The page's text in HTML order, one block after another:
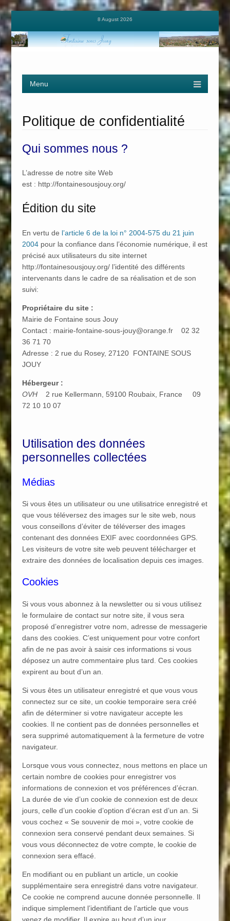
8 August 2026
Menu
Skip to content
Politique de confidentialité
Qui sommes nous ?
L’adresse de notre site Web
est : http://fontainesousjouy.org/
Édition du site
En vertu de l’article 6 de la loi n° 2004-575 du 21 juin
2004 pour la confiance dans l’économie numérique, il est
précisé aux utilisateurs du site internet
http://fontainesousjouy.org/ l’identité des différents
intervenants dans le cadre de sa réalisation et de son
suivi:
Propriétaire du site :
Mairie de Fontaine sous Jouy
Contact : mairie-fontaine-sous-jouy@orange.fr 02 32
36 71 70
Adresse : 2 rue du Rosey, 27120 FONTAINE SOUS
JOUY
Hébergeur :
OVH
2 rue Kellermann, 59100 Roubaix, France 09
72 10 10 07
Utilisation des données
personnelles collectées
Médias
Si vous êtes un utilisateur ou une utilisatrice enregistré et
que vous téléversez des images sur le site web, nous
vous conseillons d’éviter de téléverser des images
contenant des données EXIF avec coordonnées GPS.
Les visiteurs de votre site web peuvent télécharger et
extraire des données de localisation depuis ces images.
Cookies
Si vous vous abonnez à la newsletter ou si vous utilisez
le formulaire de contact sur notre site, il vous sera
proposé d’enregistrer votre nom, adresse de messagerie
dans des cookies. C’est uniquement pour votre confort
afin de ne pas avoir à saisir ces informations si vous
déposez un autre commentaire plus tard. Ces cookies
expirent au bout d’un an.
Si vous êtes un utilisateur enregistré et que vous vous
connectez sur ce site, un cookie temporaire sera créé
afin de déterminer si votre navigateur accepte les
cookies. Il ne contient pas de données personnelles et
sera supprimé automatiquement à la fermeture de votre
navigateur.
Lorsque vous vous connectez, nous mettons en place un
certain nombre de cookies pour enregistrer vos
informations de connexion et vos préférences d’écran.
La durée de vie d’un cookie de connexion est de deux
jours, celle d’un cookie d’option d’écran est d’un an. Si
vous cochez « Se souvenir de moi », votre cookie de
connexion sera conservé pendant deux semaines. Si
vous vous déconnectez de votre compte, le cookie de
connexion sera effacé.
En modifiant ou en publiant un article, un cookie
supplémentaire sera enregistré dans votre navigateur.
Ce cookie ne comprend aucune donnée personnelle. Il
indique simplement l’identifiant de l’article que vous